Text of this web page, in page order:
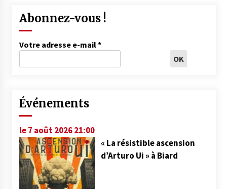
Abonnez-vous !
Votre adresse e-mail*
Événements
le 7 août 2026 21:00
« La résistible ascension
d’Arturo Ui » à Biard